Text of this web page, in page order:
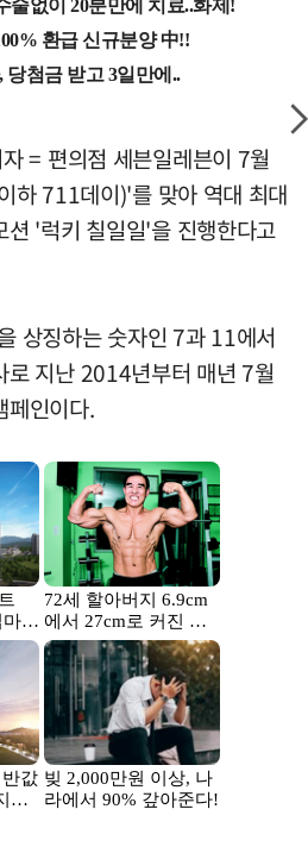
= 편의점 세븐일레븐이 7월
하 711데이)'를 맞아 역대 최대
션 '럭키 칠일일'을 진행한다고
상징하는 숫자인 7과 11에서
로 지난 2014년부터 매년 7월
페인이다.